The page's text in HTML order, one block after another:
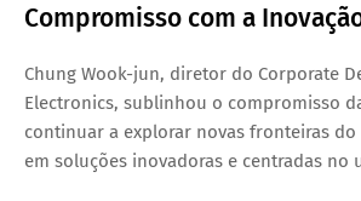
Compromisso com a
Chung Wook-jun, diretor do Corporate
Electronics, sublinhou o compromisso
continuar a explorar novas fronteiras do
em soluções inovadoras e centradas no